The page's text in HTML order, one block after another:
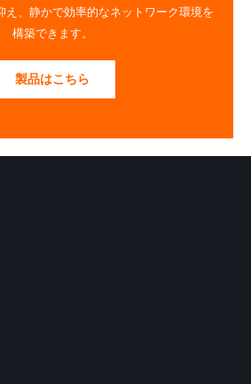
え、静かで効率的なネットワーク環境を
構築できます。
製品はこちら